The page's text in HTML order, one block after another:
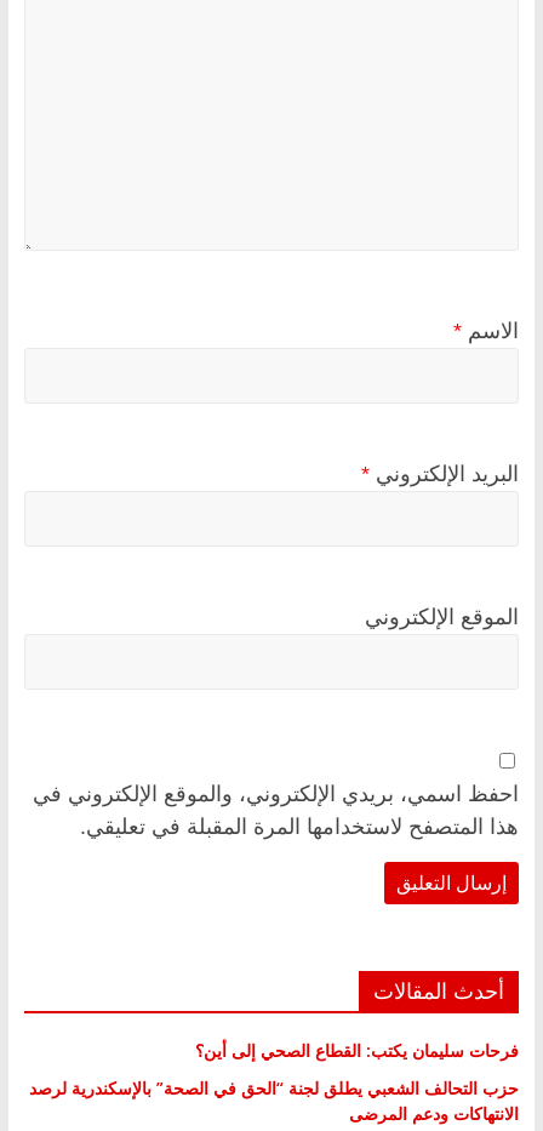
الاسم *
البريد الإلكتروني *
الموقع الإلكتروني
احفظ اسمي، بريدي الإلكتروني، والموقع الإلكتروني في
هذا المتصفح لاستخدامها المرة المقبلة في تعليقي.
أحدث المقالات
فرحات سليمان يكتب: القطاع الصحي إلى أين؟
حزب التحالف الشعبي يطلق لجنة “الحق في الصحة” بالإسكندرية لرصد
الانتهاكات ودعم المرضى